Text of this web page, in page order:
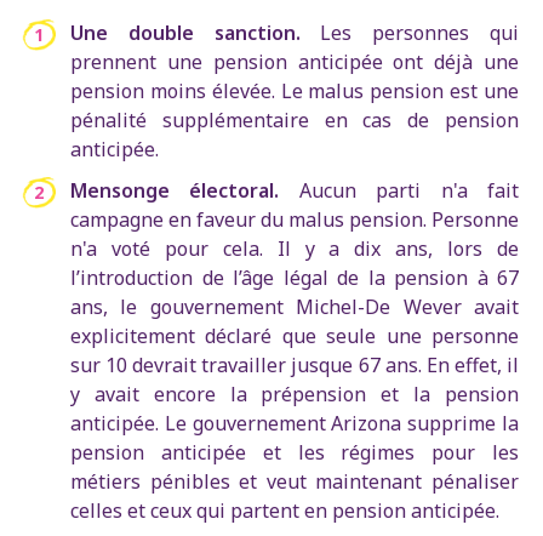
Une double sanction. Les personnes qui
prennent une pension anticipée ont déjà une
pension moins élevée. Le malus pension est une
pénalité supplémentaire en cas de pension
anticipée.
Mensonge électoral. Aucun parti n'a fait
campagne en faveur du malus pension. Personne
n'a voté pour cela. Il y a dix ans, lors de
l’introduction de l’âge légal de la pension à 67
ans, le gouvernement Michel-De Wever avait
explicitement déclaré que seule une personne
sur 10 devrait travailler jusque 67 ans. En effet, il
y avait encore la prépension et la pension
anticipée. Le gouvernement Arizona supprime la
pension anticipée et les régimes pour les
métiers pénibles et veut maintenant pénaliser
celles et ceux qui partent en pension anticipée.